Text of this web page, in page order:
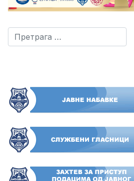
Претрага